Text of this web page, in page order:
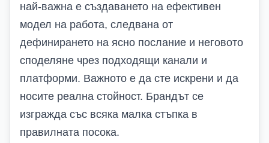
най-важна е създаването на ефективен
модел на работа, следвана от
дефинирането на ясно послание и неговото
споделяне чрез подходящи канали и
платформи. Важното е да сте искрени и да
носите реална стойност. Брандът се
изгражда със всяка малка стъпка в
правилната посока.